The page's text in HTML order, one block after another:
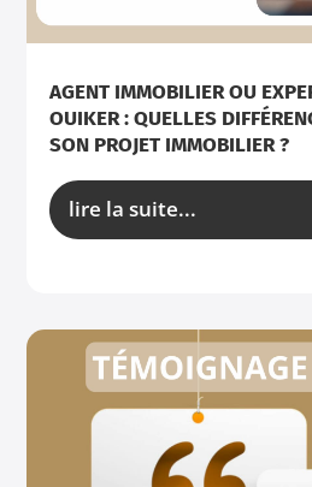
AGENT IMMOBILIER OU
OUIKER : QUELLES
SON PROJET IMMOBILIER ?
lire la suite...